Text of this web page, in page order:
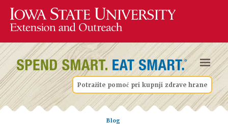
Potražite pomoć pri kupnji zdrave hrane
Blog